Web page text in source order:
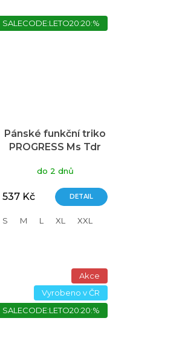
SALECODE:LETO20:20:%
Pánské funkční triko
PROGRESS Ms Tdr
do 2 dnů
537 Kč DETAIL
S M L XL XXL
Akce
Vyrobeno v ČR
SALECODE:LETO20:20:%